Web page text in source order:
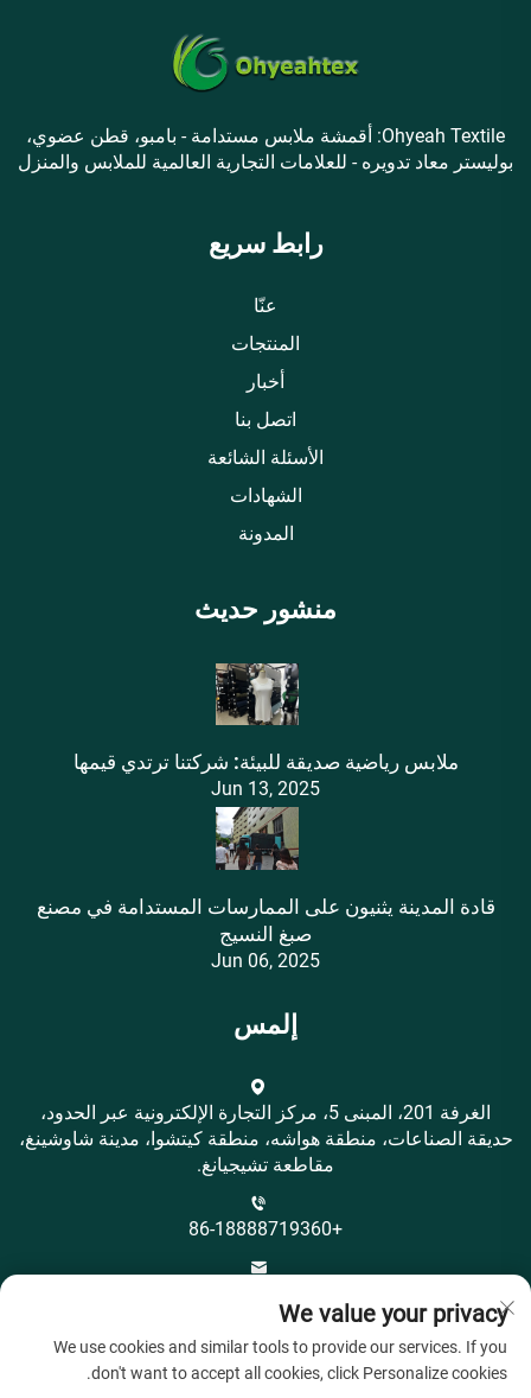
Ohyeah Textile: أقمشة ملابس مستدامة - بامبو، قطن عضوي،
بوليستر معاد تدويره - للعلامات التجارية العالمية للملابس والمنزل
رابط سريع
عنّا
المنتجات
أخبار
اتصل بنا
الأسئلة الشائعة
الشهادات
المدونة
منشور حديث
ملابس رياضية صديقة للبيئة: شركتنا ترتدي قيمها
Jun 13, 2025
قادة المدينة يثنيون على الممارسات المستدامة في مصنع
صبغ النسيج
Jun 06, 2025
إلمس
الغرفة 201، المبنى 5، مركز التجارة الإلكترونية عبر الحدود،
حديقة الصناعات، منطقة هواشه، منطقة كيتشوا، مدينة شاوشينغ،
مقاطعة تشيجيانغ.
+86-18888719360
We value your privacy
We use cookies and similar tools to provide our services. If you
don't want to accept all cookies, click Personalize cookies.